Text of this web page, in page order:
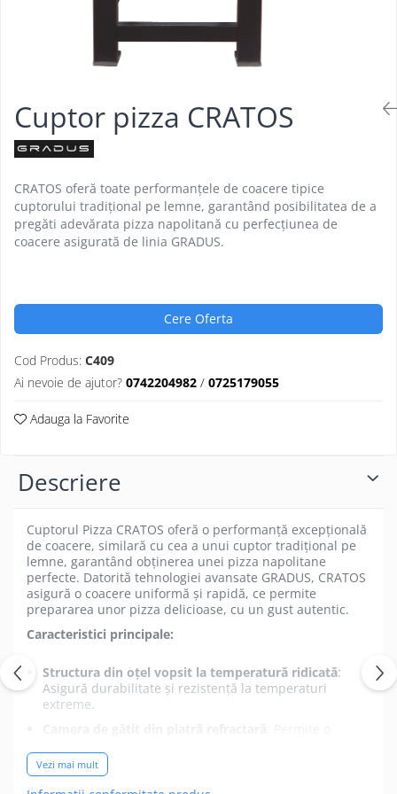
Marmite
Tigaie basculanta
Masina de fiert paste
Aparate de mentinut cartofii la cald
Plan cald
Vitrine frigorifice pentru flori
Grill pe gaz dublu cu suprafata
Vitrine de banc
Cuptor pizza CRATOS
CRATOS oferă toate performanțele de coacere tipice
cuptorului tradițional pe lemne, garantând posibilitatea de a
pregăti adevărata pizza napolitană cu perfecțiunea de
coacere asigurată de linia GRADUS.
Cere Oferta
Cod Produs: C409
Ai nevoie de ajutor? 0742204982 / 0725179055
Adauga la Favorite
Descriere
Cuptorul Pizza CRATOS oferă o performanță excepțională
de coacere, similară cu cea a unui cuptor tradițional pe
lemne, garantând obținerea unei pizza napolitane
perfecte. Datorită tehnologiei avansate GRADUS, CRATOS
asigură o coacere uniformă și rapidă, ce permite
prepararea unor pizza delicioase, cu un gust autentic.
Caracteristici principale:
Structura din oțel vopsit la temperatură ridicată:
Asigură durabilitate și rezistență la temperaturi
extreme.
aluatului.
Baza camerei din Piatra Sorrento certificată
Vezi mai mult